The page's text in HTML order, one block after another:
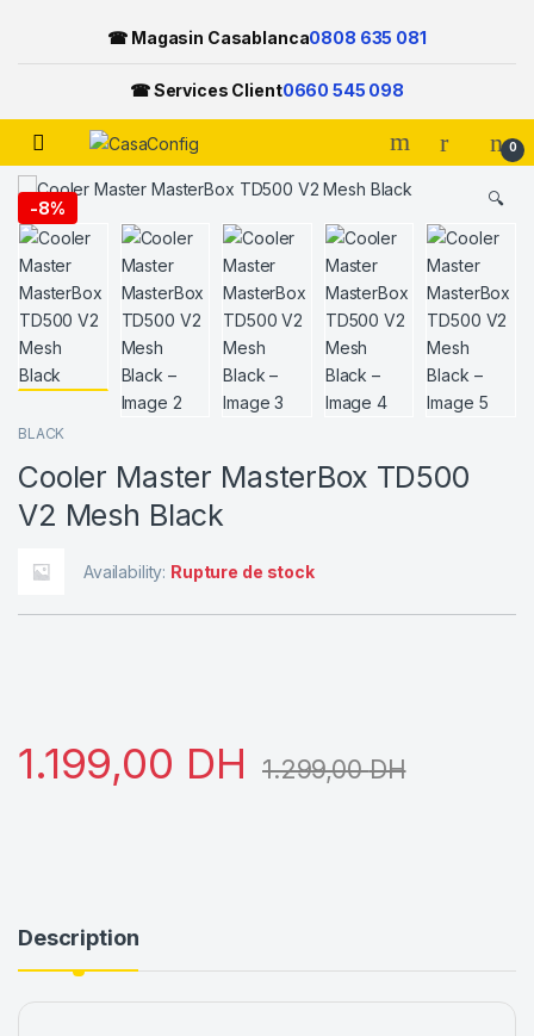
☎ Magasin Casablanca0808 635 081
☎ Services Client0660 545 098
Skip to navigation
Skip to content
Open 0
-8% 🔍
BLACK
Cooler Master MasterBox TD500
V2 Mesh Black
Availability: Rupture de stock
1.199,00 DH 1.299,00DH
Description